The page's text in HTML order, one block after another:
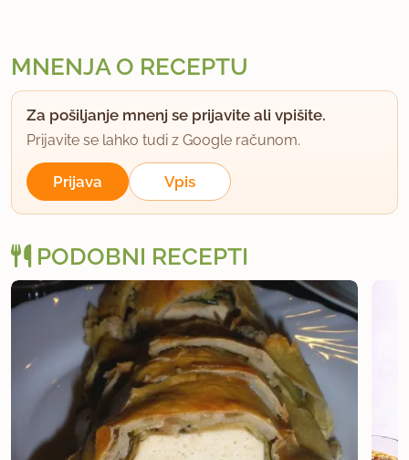
MNENJA O RECEPTU
Za pošiljanje mnenj se prijavite ali vpišite.
Prijavite se lahko tudi z Google računom.
Prijava Vpis
PODOBNI RECEPTI